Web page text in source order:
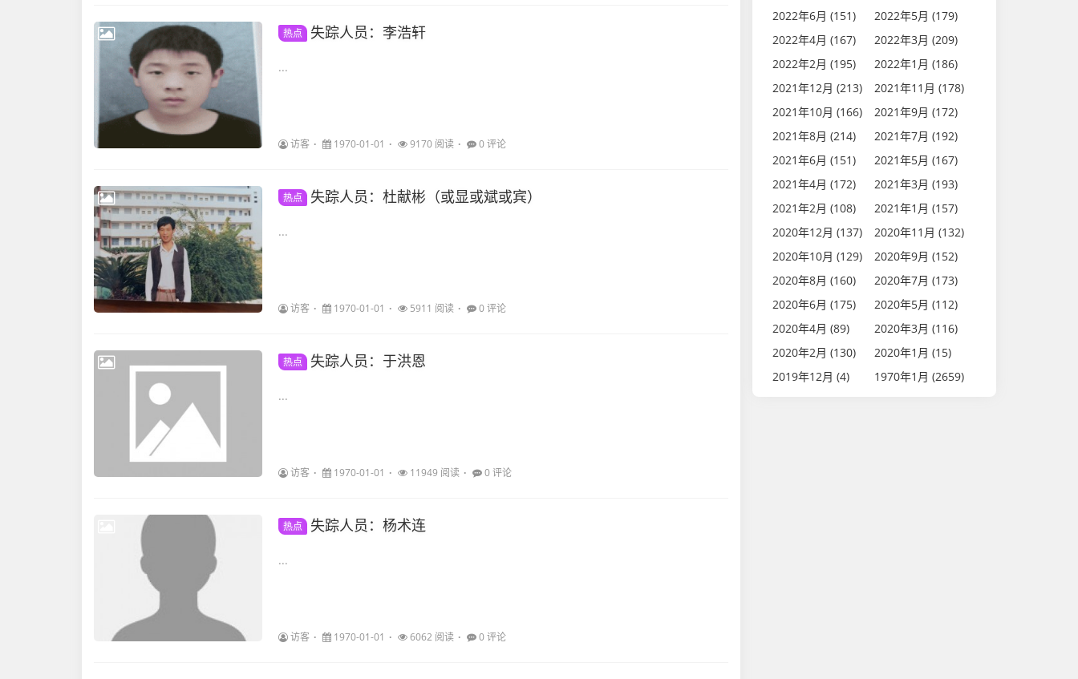
热点 失踪人员：李浩轩
...
访客 1970-01-01 9170 阅读 0 评论
热点 失踪人员：杜献彬（或显或斌或宾）
...
访客 1970-01-01 5911 阅读 0 评论
热点 失踪人员：于洪恩
...
访客 1970-01-01 11949 阅读 0 评论
热点 失踪人员：杨术连
...
访客 1970-01-01 6062 阅读 0 评论
2022年6月 (151)
2022年5月 (179)
2022年4月 (167)
2022年3月 (209)
2022年2月 (195)
2022年1月 (186)
2021年12月 (213)
2021年11月 (178)
2021年10月 (166)
2021年9月 (172)
2021年8月 (214)
2021年7月 (192)
2021年6月 (151)
2021年5月 (167)
2021年4月 (172)
2021年3月 (193)
2021年2月 (108)
2021年1月 (157)
2020年12月 (137)
2020年11月 (132)
2020年10月 (129)
2020年9月 (152)
2020年8月 (160)
2020年7月 (173)
2020年6月 (175)
2020年5月 (112)
2020年4月 (89)
2020年3月 (116)
2020年2月 (130)
2020年1月 (15)
2019年12月 (4)
1970年1月 (2659)